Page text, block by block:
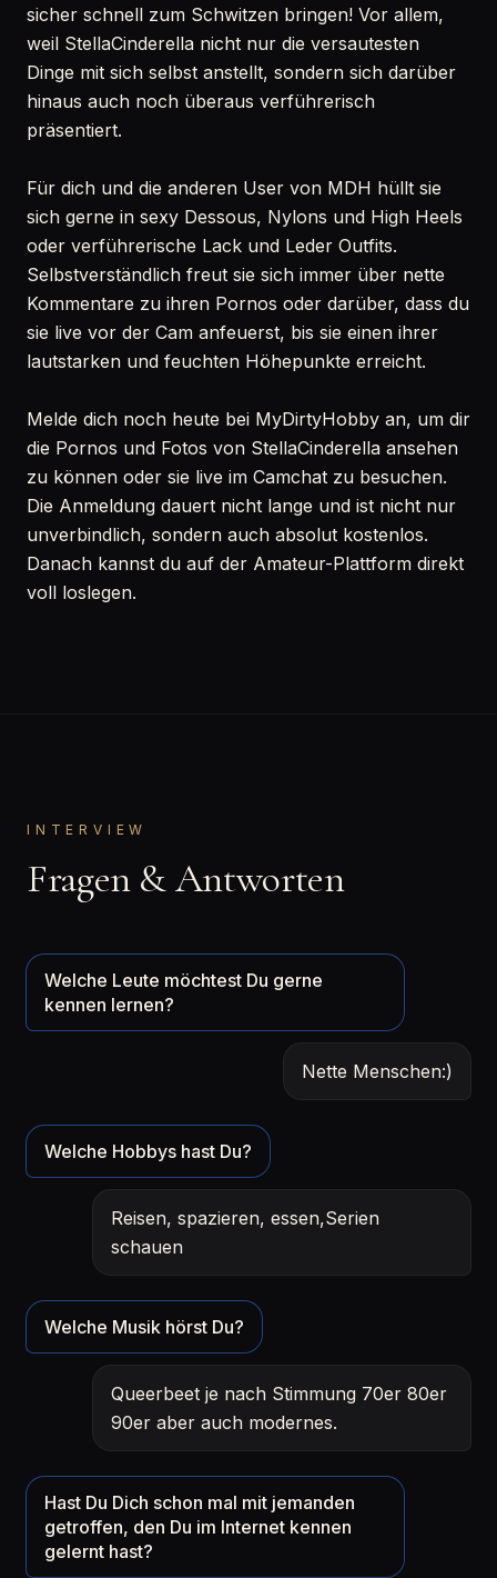
sicher schnell zum Schwitzen bringen! Vor allem,
weil StellaCinderella nicht nur die versautesten
Dinge mit sich selbst anstellt, sondern sich darüber
hinaus auch noch überaus verführerisch
präsentiert.
Für dich und die anderen User von MDH hüllt sie
sich gerne in sexy Dessous, Nylons und High Heels
oder verführerische Lack und Leder Outfits.
Selbstverständlich freut sie sich immer über nette
Kommentare zu ihren Pornos oder darüber, dass du
sie live vor der Cam anfeuerst, bis sie einen ihrer
lautstarken und feuchten Höhepunkte erreicht.
Melde dich noch heute bei MyDirtyHobby an, um dir
die Pornos und Fotos von StellaCinderella ansehen
zu können oder sie live im Camchat zu besuchen.
Die Anmeldung dauert nicht lange und ist nicht nur
unverbindlich, sondern auch absolut kostenlos.
Danach kannst du auf der Amateur-Plattform direkt
voll loslegen.
INTERVIEW
Fragen & Antworten
Welche Leute möchtest Du gerne
kennen lernen?
Nette Menschen:)
Welche Hobbys hast Du?
Reisen, spazieren, essen,Serien
schauen
Welche Musik hörst Du?
Queerbeet je nach Stimmung 70er 80er
90er aber auch modernes.
Hast Du Dich schon mal mit jemanden
getroffen, den Du im Internet kennen
gelernt hast?